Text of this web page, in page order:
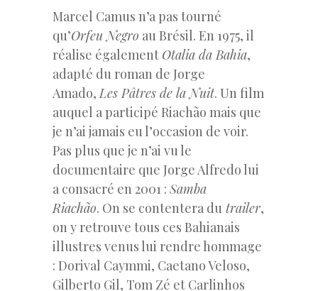
Marcel Camus n’a pas tourné
qu’Orfeu Negro au Brésil. En 1975, il
réalise également Otalia da Bahia,
adapté du roman de Jorge
Amado,Les Pâtres de la Nuit. Un film
auquel a participé Riachão mais que
je n’ai jamais eu l’occasion de voir.
Pas plus que je n’ai vu le
documentaire que Jorge Alfredo lui
a consacré en 2001 : Samba
Riachão. On se contentera du trailer,
on y retrouve tous ces Bahianais
illustres venus lui rendre hommage
: Dorival Caymmi, Caetano Veloso,
Gilberto Gil, Tom Zé et Carlinhos